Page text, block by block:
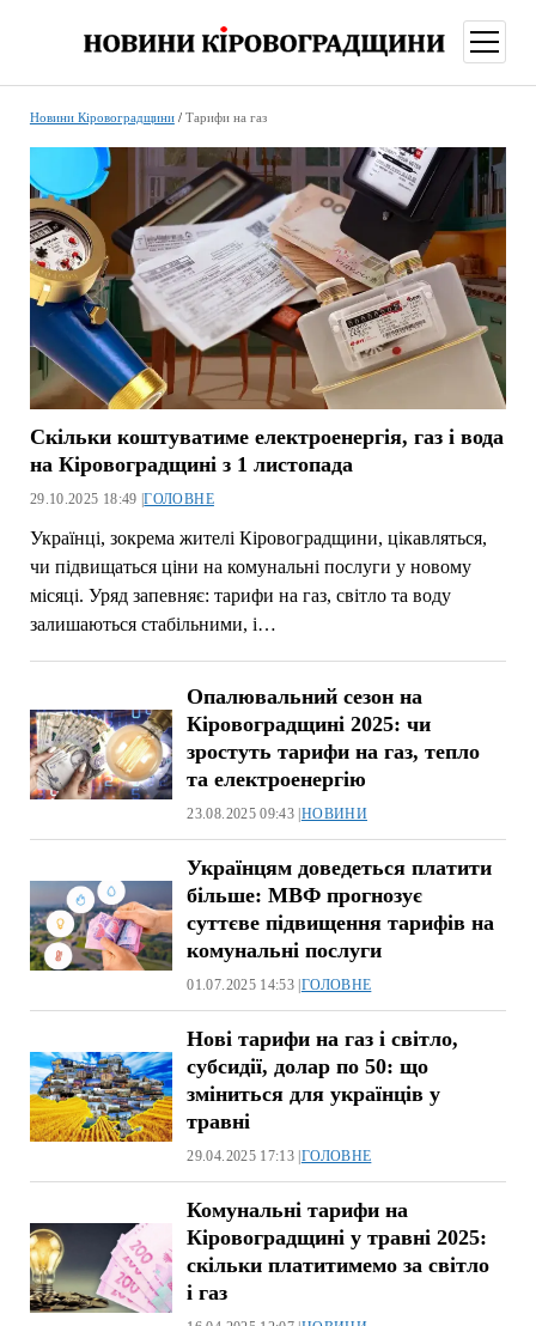
меню
Новини Кіровоградщини/ Тарифи на газ
Скільки коштуватиме електроенергія, газ і вода
на Кіровоградщині з 1 листопада
29.10.2025 18:49 |ГОЛОВНЕ
Українці, зокрема жителі Кіровоградщини, цікавляться,
чи підвищаться ціни на комунальні послуги у новому
місяці. Уряд запевняє: тарифи на газ, світло та воду
залишаються стабільними, і…
Опалювальний сезон на
Кіровоградщині 2025: чи
зростуть тарифи на газ, тепло
та електроенергію
23.08.2025 09:43 | НОВИНИ
Українцям доведеться платити
більше: МВФ прогнозує
суттєве підвищення тарифів на
комунальні послуги
01.07.2025 14:53 | ГОЛОВНЕ
Нові тарифи на газ і світло,
субсидії, долар по 50: що
зміниться для українців у
травні
29.04.2025 17:13 | ГОЛОВНЕ
Комунальні тарифи на
Кіровоградщині у травні 2025:
скільки платитимемо за світло
і газ